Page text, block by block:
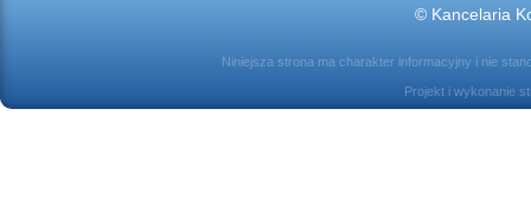
© Kancelaria
Niniejsza strona ma charakter informacyjny i nie
Projekt i wykonanie